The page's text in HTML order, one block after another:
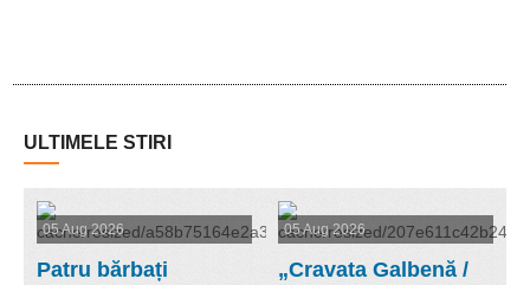
ULTIMELE STIRI
05 Aug 2026
Patru bărbați
05 Aug 2026
„Cravata Galbenă /